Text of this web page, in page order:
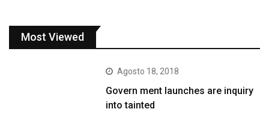
Most Viewed
Agosto 18, 2018
Govern ment launches are inquiry
into tainted